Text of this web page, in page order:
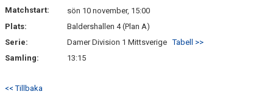
KONTAKT
BETALNINGSINFORMATION
Matchstart:
sön 10 november, 15:00
Plats:
Baldershallen 4 (Plan A)
Serie:
Damer Division 1 MittsverigeTabell >>
Samling:
13:15
<< Tillbaka